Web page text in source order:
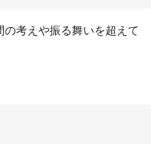
の考えや振る舞いを超えて